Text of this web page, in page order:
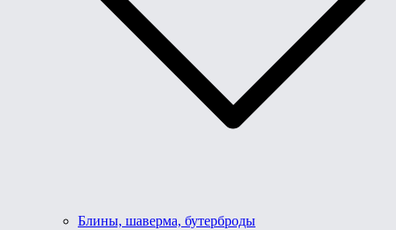
Блины, шаверма, бутерброды